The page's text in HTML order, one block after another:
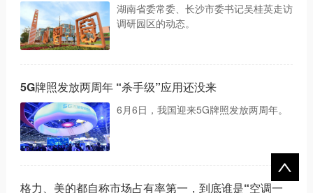
湖南省委常委、长沙市委书记吴桂英走访
调研园区的动态。
5G牌照发放两周年 “杀手级”应用还没来
6月6日，我国迎来5G牌照发放两周年。
格力、美的都自称市场占有率第一，到底谁是“空调一